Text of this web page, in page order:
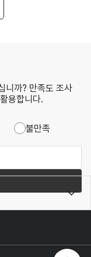
니까? 만족도 조사
용합니다.
불만족